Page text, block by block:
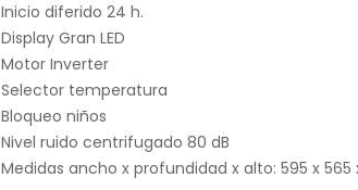
Inicio diferido 24 h.
Display Gran LED
Motor Inverter
Selector temperatura
Bloqueo niños
Nivel ruido centrifugado 80 dB
Medidas ancho x profundidad x alto: 595 x